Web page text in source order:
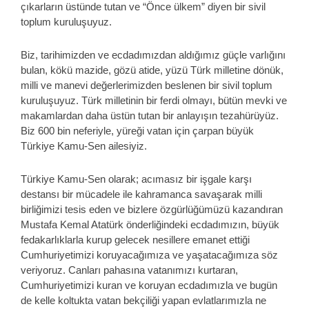
çıkarların üstünde tutan ve “Önce ülkem” diyen bir sivil
toplum kuruluşuyuz.
Biz, tarihimizden ve ecdadımızdan aldığımız güçle varlığını
bulan, kökü mazide, gözü atide, yüzü Türk milletine dönük,
milli ve manevi değerlerimizden beslenen bir sivil toplum
kuruluşuyuz. Türk milletinin bir ferdi olmayı, bütün mevki ve
makamlardan daha üstün tutan bir anlayışın tezahürüyüz.
Biz 600 bin neferiyle, yüreği vatan için çarpan büyük
Türkiye Kamu-Sen ailesiyiz.
Türkiye Kamu-Sen olarak; acımasız bir işgale karşı
destansı bir mücadele ile kahramanca savaşarak milli
birliğimizi tesis eden ve bizlere özgürlüğümüzü kazandıran
Mustafa Kemal Atatürk önderliğindeki ecdadımızın, büyük
fedakarlıklarla kurup gelecek nesillere emanet ettiği
Cumhuriyetimizi koruyacağımıza ve yaşatacağımıza söz
veriyoruz. Canları pahasına vatanımızı kurtaran,
Cumhuriyetimizi kuran ve koruyan ecdadımızla ve bugün
de kelle koltukta vatan bekçiliği yapan evlatlarımızla ne